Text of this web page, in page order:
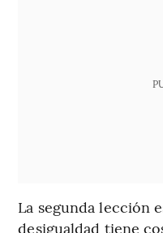
La segunda lección
desigualdad tiene